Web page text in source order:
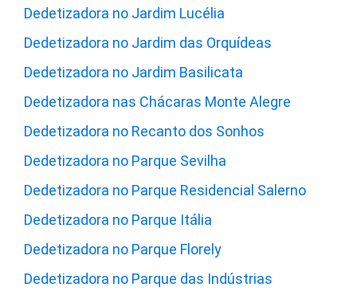
Dedetizadora no Jardim Lucélia
Dedetizadora no Jardim das Orquídeas
Dedetizadora no Jardim Basilicata
Dedetizadora nas Chácaras Monte Alegre
Dedetizadora no Recanto dos Sonhos
Dedetizadora no Parque Sevilha
Dedetizadora no Parque Residencial Salerno
Dedetizadora no Parque Itália
Dedetizadora no Parque Florely
Dedetizadora no Parque das Indústrias